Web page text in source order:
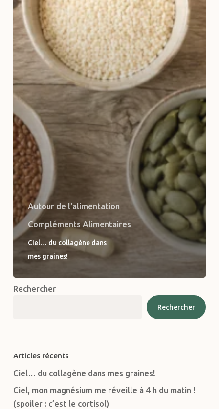
Autour de l'alimentation
Compléments Alimentaires
Ciel… du collagène dans
mes graines!
Rechercher
Rechercher
Articles récents
Ciel… du collagène dans mes graines!
Ciel, mon magnésium me réveille à 4 h du matin !
(spoiler : c’est le cortisol)